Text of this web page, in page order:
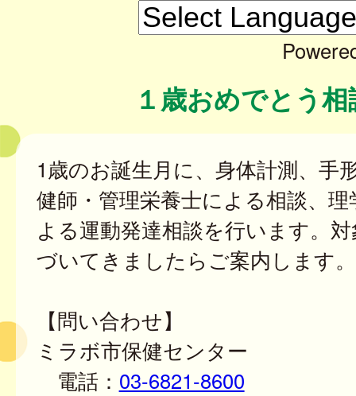
１歳おめでとう相
1歳のお誕生月に、身体計測、手
健師・管理栄養士による相談、
よる運動発達相談を行います。
づいてきましたらご案内します。
【問い合わせ】
ミラボ市保健センター
電話： 03-6821-8600